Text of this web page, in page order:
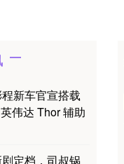
新车官宣搭载
伟达 Thor 辅助
定档，司叔锅